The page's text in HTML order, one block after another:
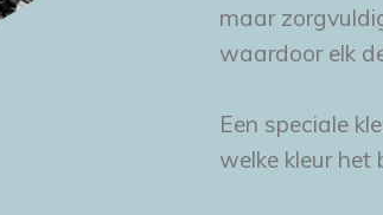
maar
waardoor elk
Een speciale
welke kleur het